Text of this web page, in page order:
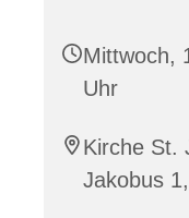
Mittwoch,
Uhr
Kirche St.
Jakobus